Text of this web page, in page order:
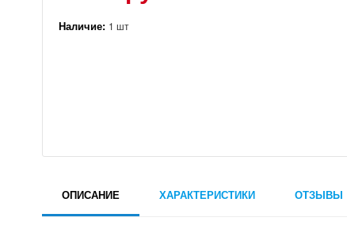
Наличие: 1 шт
ОПИСАНИЕ ХАРАКТЕРИСТИКИ ОТЗЫВЫ